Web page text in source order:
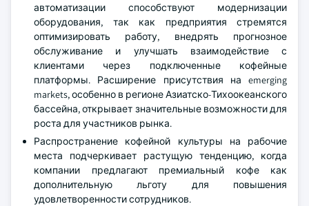
автоматизации способствуют модернизации
оборудования, так как предприятия стремятся
оптимизировать работу, внедрять прогнозное
обслуживание и улучшать взаимодействие с
клиентами через подключенные кофейные
платформы. Расширение присутствия на emerging
markets, особенно в регионе Азиатско-Тихоокеанского
бассейна, открывает значительные возможности для
роста для участников рынка.
Распространение кофейной культуры на рабочие
места подчеркивает растущую тенденцию, когда
компании предлагают премиальный кофе как
дополнительную льготу для повышения
удовлетворенности сотрудников.